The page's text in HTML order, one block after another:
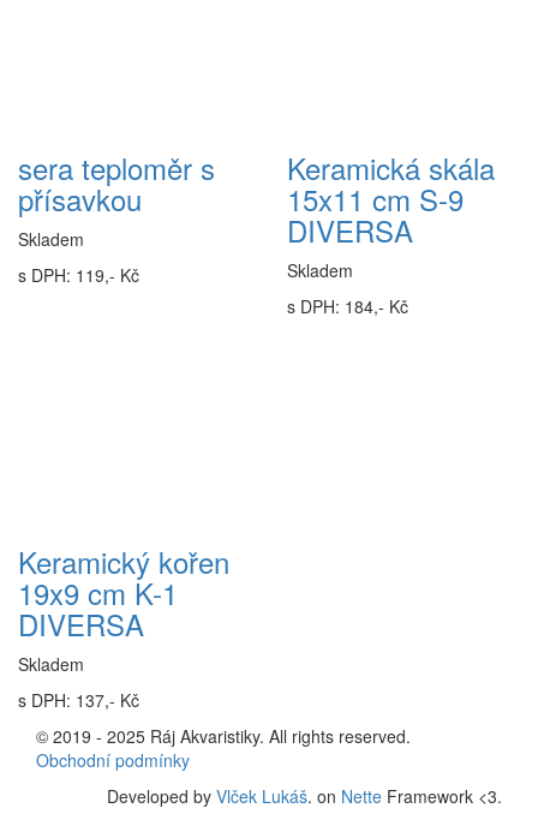
sera teploměr s
přísavkou
Skladem
s DPH: 119,- Kč
Keramická skála
15x11 cm S-9
DIVERSA
Skladem
s DPH: 184,- Kč
Keramický kořen
19x9 cm K-1
DIVERSA
Skladem
s DPH: 137,- Kč
© 2019 - 2025 Ráj Akvaristiky. All rights reserved.
Obchodní podmínky
Developed by Vlček Lukáš. on Nette Framework <3.